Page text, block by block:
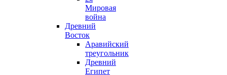
Мировая
война
Древний
Восток
Аравийский
треугольник
Древний
Египет